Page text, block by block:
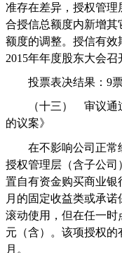
准存在差异，授权管
合授信总额度内新增
额度的调整。授信有效
2015年年度股东大会召
投票表决结果： 9
（十三）
审议通
的议案》
在不影响公司正常
授权管理层（含子公司
置自有资金购买商业银
月的固定收益类或承
滚动使用，但在任一时
元（含）。该项授权
月。